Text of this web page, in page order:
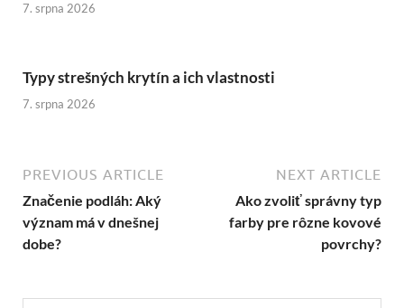
7. srpna 2026
Typy strešných krytín a ich vlastnosti
7. srpna 2026
PREVIOUS ARTICLE
Značenie podláh: Aký
význam má v dnešnej
dobe?
NEXT ARTICLE
Ako zvoliť správny typ
farby pre rôzne kovové
povrchy?